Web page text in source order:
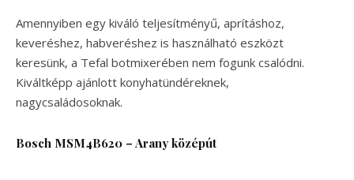
Amennyiben egy kiváló teljesítményű, aprításhoz,
keveréshez, habveréshez is használható eszközt
keresünk, a Tefal botmixerében nem fogunk csalódni.
Kiváltképp ajánlott konyhatündéreknek,
nagycsaládosoknak.
Bosch MSM4B620 – Arany középút